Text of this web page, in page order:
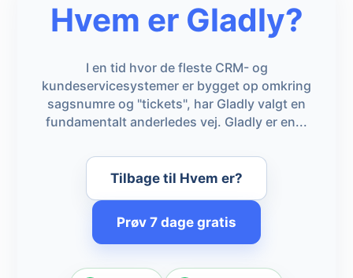
Hvem er Gladly?
I en tid hvor de fleste CRM- og
kundeservicesystemer er bygget op omkring
sagsnumre og "tickets", har Gladly valgt en
fundamentalt anderledes vej. Gladly er en...
Tilbage til Hvem er?
Prøv 7 dage gratis